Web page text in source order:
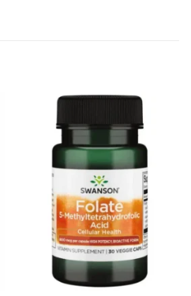
Kívánságlistához
adás